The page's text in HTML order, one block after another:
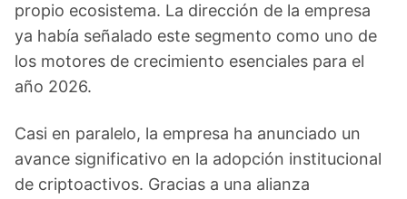
propio ecosistema. La dirección de la empresa
ya había señalado este segmento como uno de
los motores de crecimiento esenciales para el
año 2026.
Casi en paralelo, la empresa ha anunciado un
avance significativo en la adopción institucional
de criptoactivos. Gracias a una alianza